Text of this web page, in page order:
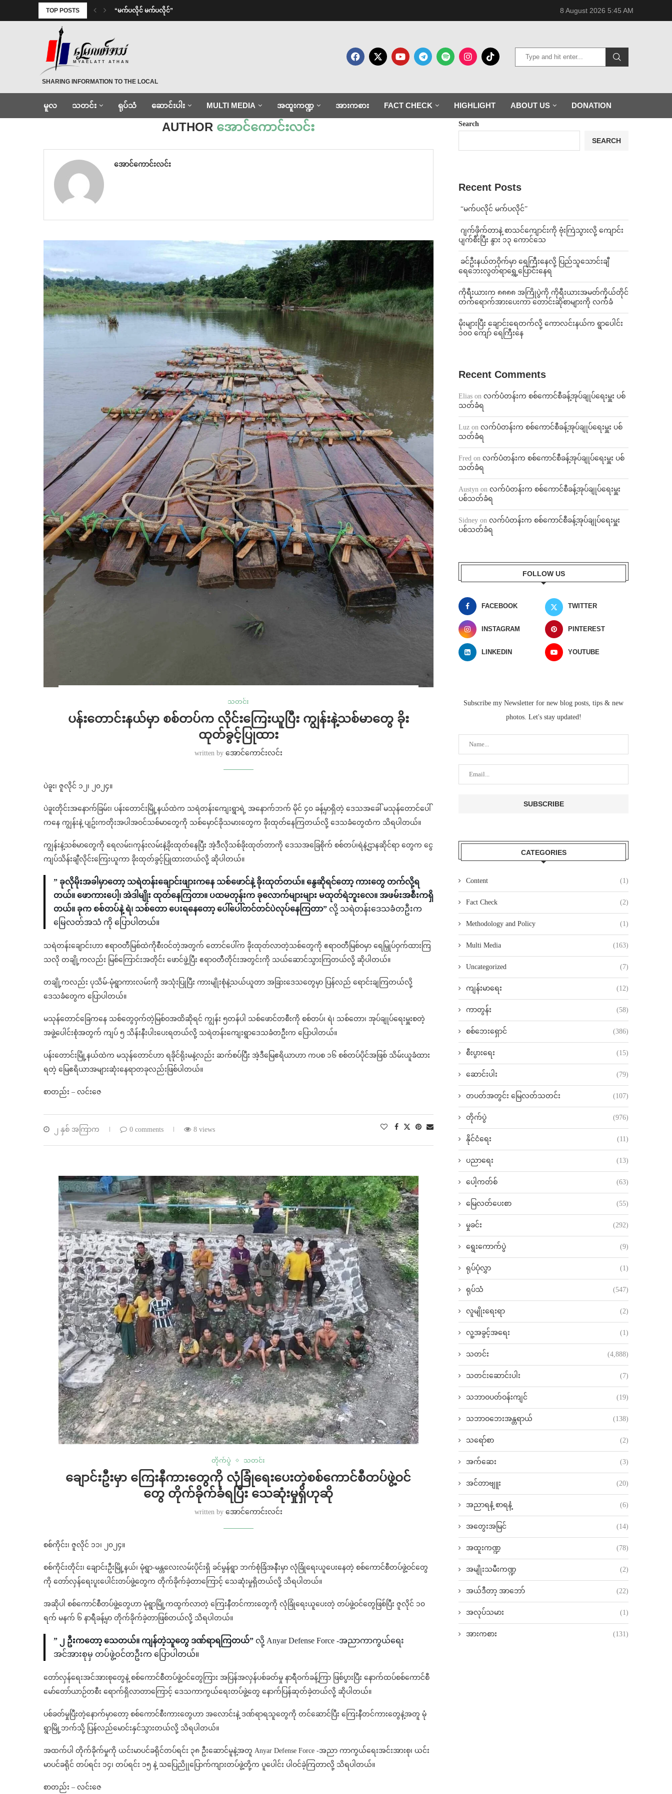
TOP POSTS ⁨ ⁨“မက်ပလိုင် မက်ပလိုင်” 8 August 2026 5:45 AM
MYAELATT ATHAN
SHARING INFORMATION TO THE LOCAL
မူလ သတင်း ရုပ်သံ ဆောင်းပါး MULTI MEDIA အထူးကဏ္ဍ အားကစား FACT CHECK HIGHLIGHT ABOUT US DONATION
Home Archives for အောင်ကောင်းလင်း
AUTHOR အောင်ကောင်းလင်း
အောင်ကောင်းလင်း
သတင်း
ပန်းတောင်းနယ်မှာ စစ်တပ်က လိုင်းကြေးယူပြီး ကျွန်းနဲ့သစ်မာတွေ ခိုး
ထုတ်ခွင့်ပြုထား
written by အောင်ကောင်းလင်း
ပဲခူး၊ ဇူလိုင် ၁၂၊ ၂၀၂၄။
ပဲခူးတိုင်းအနောက်ခြမ်း၊ ပန်းတောင်းမြို့နယ်ထဲက သရဲတန်းကျေးရွာရဲ့ အနောက်ဘက် မိုင် ၄၀ ခန့်မှာရှိတဲ့ ဒေသအခေါ် မသုန်တောင်ပေါ်
ကနေ ကျွန်းနဲ့ ပျဥ်းကတိုးအပါအဝင်သစ်မာတွေကို သစ်မှောင်ခိုသမားတွေက ခိုးထုတ်နေကြတယ်လို့ ဒေသခံတွေထံက သိရပါတယ်။
ကျွန်းနဲ့သစ်မာတွေကို ရေလမ်း၊ကုန်းလမ်းနဲ့ခိုးထုတ်နေပြီး အဲ့ဒီလိုသစ်ခိုးထုတ်တာကို ဒေသအခြေစိုက် စစ်တပ်၊ရဲနဲ့ဌာနဆိုင်ရာ တွေက ငွေ
ကျပ်သိန်းချီလိုင်းကြေးယူကာ ခိုးထုတ်ခွင့်ပြုထားတယ်လို့ ဆိုပါတယ်။
” ခုလိုမိုးအခါမှာတော့ သရဲတန်းချောင်းဖျားကနေ သစ်ဖောင်နဲ့ ခိုးထုတ်တယ်။ နွေဆိုရင်တော့ ကားတွေ တက်လို့ရ
တယ်။ ဖောကားပေါ့၊ အဲဒါမျိုး ထုတ်နေကြတာ။ ပထမတုန်းက ခုလောက်များများ မထုတ်ရဲဘူးလေ။ အဖမ်းအစီးကရှိ
တယ်။ ခုက စစ်တပ်နဲ့ ရဲ၊ သစ်တော ပေးရနေတော့ ပေါ်ပေါ်တင်တင်ပဲလုပ်နေကြတာ” လို့ သရဲတန်းဒေသခံတဦးက
မြေလတ်အသံ ကို ပြောပါတယ်။
သရဲတန်းချောင်းဟာ ဧရာဝတီမြစ်ထဲကိုစီးဝင်တဲ့အတွက် တောင်ပေါ်က ခိုးထုတ်လာတဲ့သစ်တွေကို ဧရာဝတီမြစ်ဝမှာ ရေမြှုပ်ဝှက်ထားကြ
သလို တချို့ကလည်း မြစ်ကြောင်းအတိုင်း ဖောင်ဖွဲ့ပြီး ဧရာဝတီတိုင်းအတွင်းကို သယ်ဆောင်သွားကြတယ်လို့ ဆိုပါတယ်။
တချို့ကလည်း ပုသိမ်-မုံရွာကားလမ်းကို အသုံးပြုပြီး ကားမျိုးစုံနဲ့သယ်ယူတာ အခြားဒေသတွေမှာ ပြန်လည် ရောင်းချကြတယ်လို့
ဒေသခံတွေက ပြောပါတယ်။
မသုန်တောင်ခြေကနေ သစ်တွေဝှက်တဲ့မြစ်ဝအထိဆိုရင် ကျွန်း ၅တန်ပါ သစ်ဖောင်တစီးကို စစ်တပ်၊ ရဲ၊ သစ်တော၊ အုပ်ချုပ်ရေးမှူးစတဲ့
အဖွဲ့ပေါင်းစုံအတွက် ကျပ် ၅ သိန်းနီးပါးပေးရတယ်လို့ သရဲတန်းကျေးရွာဒေသခံတဦးက ပြောပါတယ်။
ပန်းတောင်းမြို့နယ်ထဲက မသုန်တောင်ဟာ ရခိုင်ရိုးမနဲ့လည်း ဆက်စပ်ပြီး အဲ့ဒီမြေဧရိယာဟာ ကပစ ၁၆ စစ်တပ်ပိုင်အဖြစ် သိမ်းယူခံထား
ရတဲ့ မြေဧရိယာအများဆုံးနေရာတခုလည်းဖြစ်ပါတယ်။
စာတည်း – လင်းဇေ
၂ နှစ် အကြာက 0 comments 8 views
တိုက်ပွဲ သတင်း
ချောင်းဦးမှာ ကြေးနီကားတွေကို လုံခြုံရေးပေးတဲ့စစ်ကောင်စီတပ်ဖွဲ့ဝင်
တွေ တိုက်ခိုက်ခံရပြီး သေဆုံးမှုရှိဟုဆို
written by အောင်ကောင်းလင်း
စစ်ကိုင်း၊ ဇူလိုင် ၁၁၊ ၂၀၂၄။
စစ်ကိုင်းတိုင်း၊ ချောင်းဦးမြို့နယ်၊ မုံရွာ-မန္တလေးလမ်းပိုင်းရှိ ခင်မွန်ရွာ ဘက်စုံခြံအနီးမှာ လုံခြုံရေးယူပေးနေတဲ့ စစ်ကောင်စီတပ်ဖွဲ့ဝင်တွေ
ကို တော်လှန်ရေးပူးပေါင်းတပ်ဖွဲ့တွေက တိုက်ခိုက်ခဲ့တာကြောင့် သေဆုံးမှုရှိတယ်လို့ သိရပါတယ်။
အဆိုပါ စစ်ကောင်စီတပ်ဖွဲ့တွေဟာ မုံရွာမြို့ကထွက်လာတဲ့ ကြေးနီတင်ကားတွေကို လုံခြုံရေးယူပေးတဲ့ တပ်ဖွဲ့ဝင်တွေဖြစ်ပြီး ဇူလိုင် ၁၀
ရက် မနက် ၆ နာရီခန့်မှာ တိုက်ခိုက်ခဲ့တာဖြစ်တယ်လို့ သိရပါတယ်။
” ၂ ဦးကတော့ သေတယ်။ ကျန်တဲ့သူတွေ ဒဏ်ရာရကြတယ်” လို့ Anyar Defense Force -အညာကာကွယ်ရေး
အင်အားစုမှ တပ်ဖွဲ့ဝင်တဦးက ပြောပါတယ်။
တော်လှန်ရေးအင်အားစုတွေနဲ့ စစ်ကောင်စီတပ်ဖွဲ့ဝင်တွေကြား အပြန်အလှန်ပစ်ခတ်မှု နာရီဝက်ခန့်ကြာ ဖြစ်ပွားပြီး နောက်ထပ်စစ်ကောင်စီ
မော်တော်ယာဉ်တစီး ရောက်ရှိလာတာကြောင့် ဒေသကာကွယ်ရေးတပ်ဖွဲ့တွေ နောက်ပြန်ဆုတ်ခဲ့တယ်လို့ ဆိုပါတယ်။
ပစ်ခတ်မှုပြီးတဲ့နောက်မှာတော့ စစ်ကောင်စီးကားတွေဟာ အလောင်းနဲ့ ဒဏ်ရာရသူတွေကို တင်ဆောင်ပြီး ကြေးနီတင်ကားတွေနဲ့အတူ မုံ
ရွာမြို့ဘက်သို့ ပြန်လည်မောင်းနှင်သွားတယ်လို့ သိရပါတယ်။
အထက်ပါ တိုက်ခိုက်မှုကို ယင်းမာပင်ခရိုင်တပ်ရင်း ၃၈ ဦးဆောင်မူနဲ့အတူ Anyar Defense Force -အညာ ကာကွယ်ရေးအင်းအားစု၊ ယင်း
မာပင်ခရိုင် တပ်ရင်း ၁၄၊ တပ်ရင်း ၁၅ နဲ့ သပြေညိုုပြောက်ကျားတပ်ဖွဲ့တို့က ပူပေါင်း ပါဝင်ခဲ့ကြတာလို့ သိရပါတယ်။
စာတည်း – လင်းဇေ
Search
SEARCH
Recent Posts
⁨ ⁨“မက်ပလိုင် မက်ပလိုင်”
⁨⁩ ⁨ဂျက်ဖိုက်တာနဲ့ စာသင်ကျောင်းကို ဗုံးကြဲသွားလို့ ကျောင်း
ပျက်စီးပြီး နွား ၁၃ ကောင်သေ
⁩ ⁨ခင်ဦးနယ်တဝိုက်မှာ ရေကြီးနေလို့ ပြည်သူသောင်းချီ
ရေဘေးလွတ်ရာရွှေ့ပြောင်းနေရ
ကိုရီးယားက ၈၈၈၈ အကြိုပွဲကို ကိုရီးယားအမတ်ကိုယ်တိုင်
တက်ရောက်အားပေးကာ တောင်းဆိုစာများကို လက်ခံ
⁨မိုးများပြီး ချောင်းရေတက်လို့ ကောလင်းနယ်က ရွာပေါင်း
၁၀၀ ကျော် ရေကြီးနေ
Recent Comments
Elias on လက်ပံတန်းက စစ်ကောင်စီခန့်အုပ်ချုပ်ရေးမှူး ပစ်
သတ်ခံရ
Luz on လက်ပံတန်းက စစ်ကောင်စီခန့်အုပ်ချုပ်ရေးမှူး ပစ်
သတ်ခံရ
Fred on လက်ပံတန်းက စစ်ကောင်စီခန့်အုပ်ချုပ်ရေးမှူး ပစ်
သတ်ခံရ
Austyn on လက်ပံတန်းက စစ်ကောင်စီခန့်အုပ်ချုပ်ရေးမှူး
ပစ်သတ်ခံရ
Sidney on လက်ပံတန်းက စစ်ကောင်စီခန့်အုပ်ချုပ်ရေးမှူး
ပစ်သတ်ခံရ
FOLLOW US
FACEBOOK TWITTER
INSTAGRAM PINTEREST
LINKEDIN YOUTUBE
Subscribe my Newsletter for new blog posts, tips & new
photos. Let's stay updated!
CATEGORIES
Content (1)
Fact Check (2)
Methodology and Policy (1)
Multi Media (163)
Uncategorized (7)
ကျန်းမာရေး (12)
ကာတွန်း (58)
စစ်ဘေးရှောင် (386)
စီးပွားရေး (15)
ဆောင်းပါး (79)
တပတ်အတွင်း မြေလတ်သတင်း (107)
တိုက်ပွဲ (976)
နိုင်ငံရေး (11)
ပညာရေး (13)
ပေါ့ကတ်စ် (63)
မြေလတ်ပေးစာ (55)
မှုခင်း (292)
ရွေးကောက်ပွဲ (9)
ရုပ်ပုံလွှာ (1)
ရုပ်သံ (547)
လူမျိုးရေးရာ (2)
လူ့အခွင့်အရေး (1)
သတင်း (4,888)
သတင်းဆောင်းပါး (7)
သဘာဝပတ်ဝန်းကျင် (19)
သဘာဝဘေးအန္တရာယ် (138)
သရော်စာ (2)
အက်ဆေး (3)
အင်တာဗျူး (20)
အညာရနံ့ စာရနံ့ (6)
အတွေးအမြင် (14)
အထူးကဏ္ဍ (78)
အမျိုးသမီးကဏ္ဍ (2)
အယ်ဒီတာ့ အာဘော် (22)
အလုပ်သမား (1)
အားကစား (131)